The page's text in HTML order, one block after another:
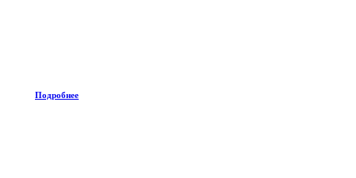
Подробнее